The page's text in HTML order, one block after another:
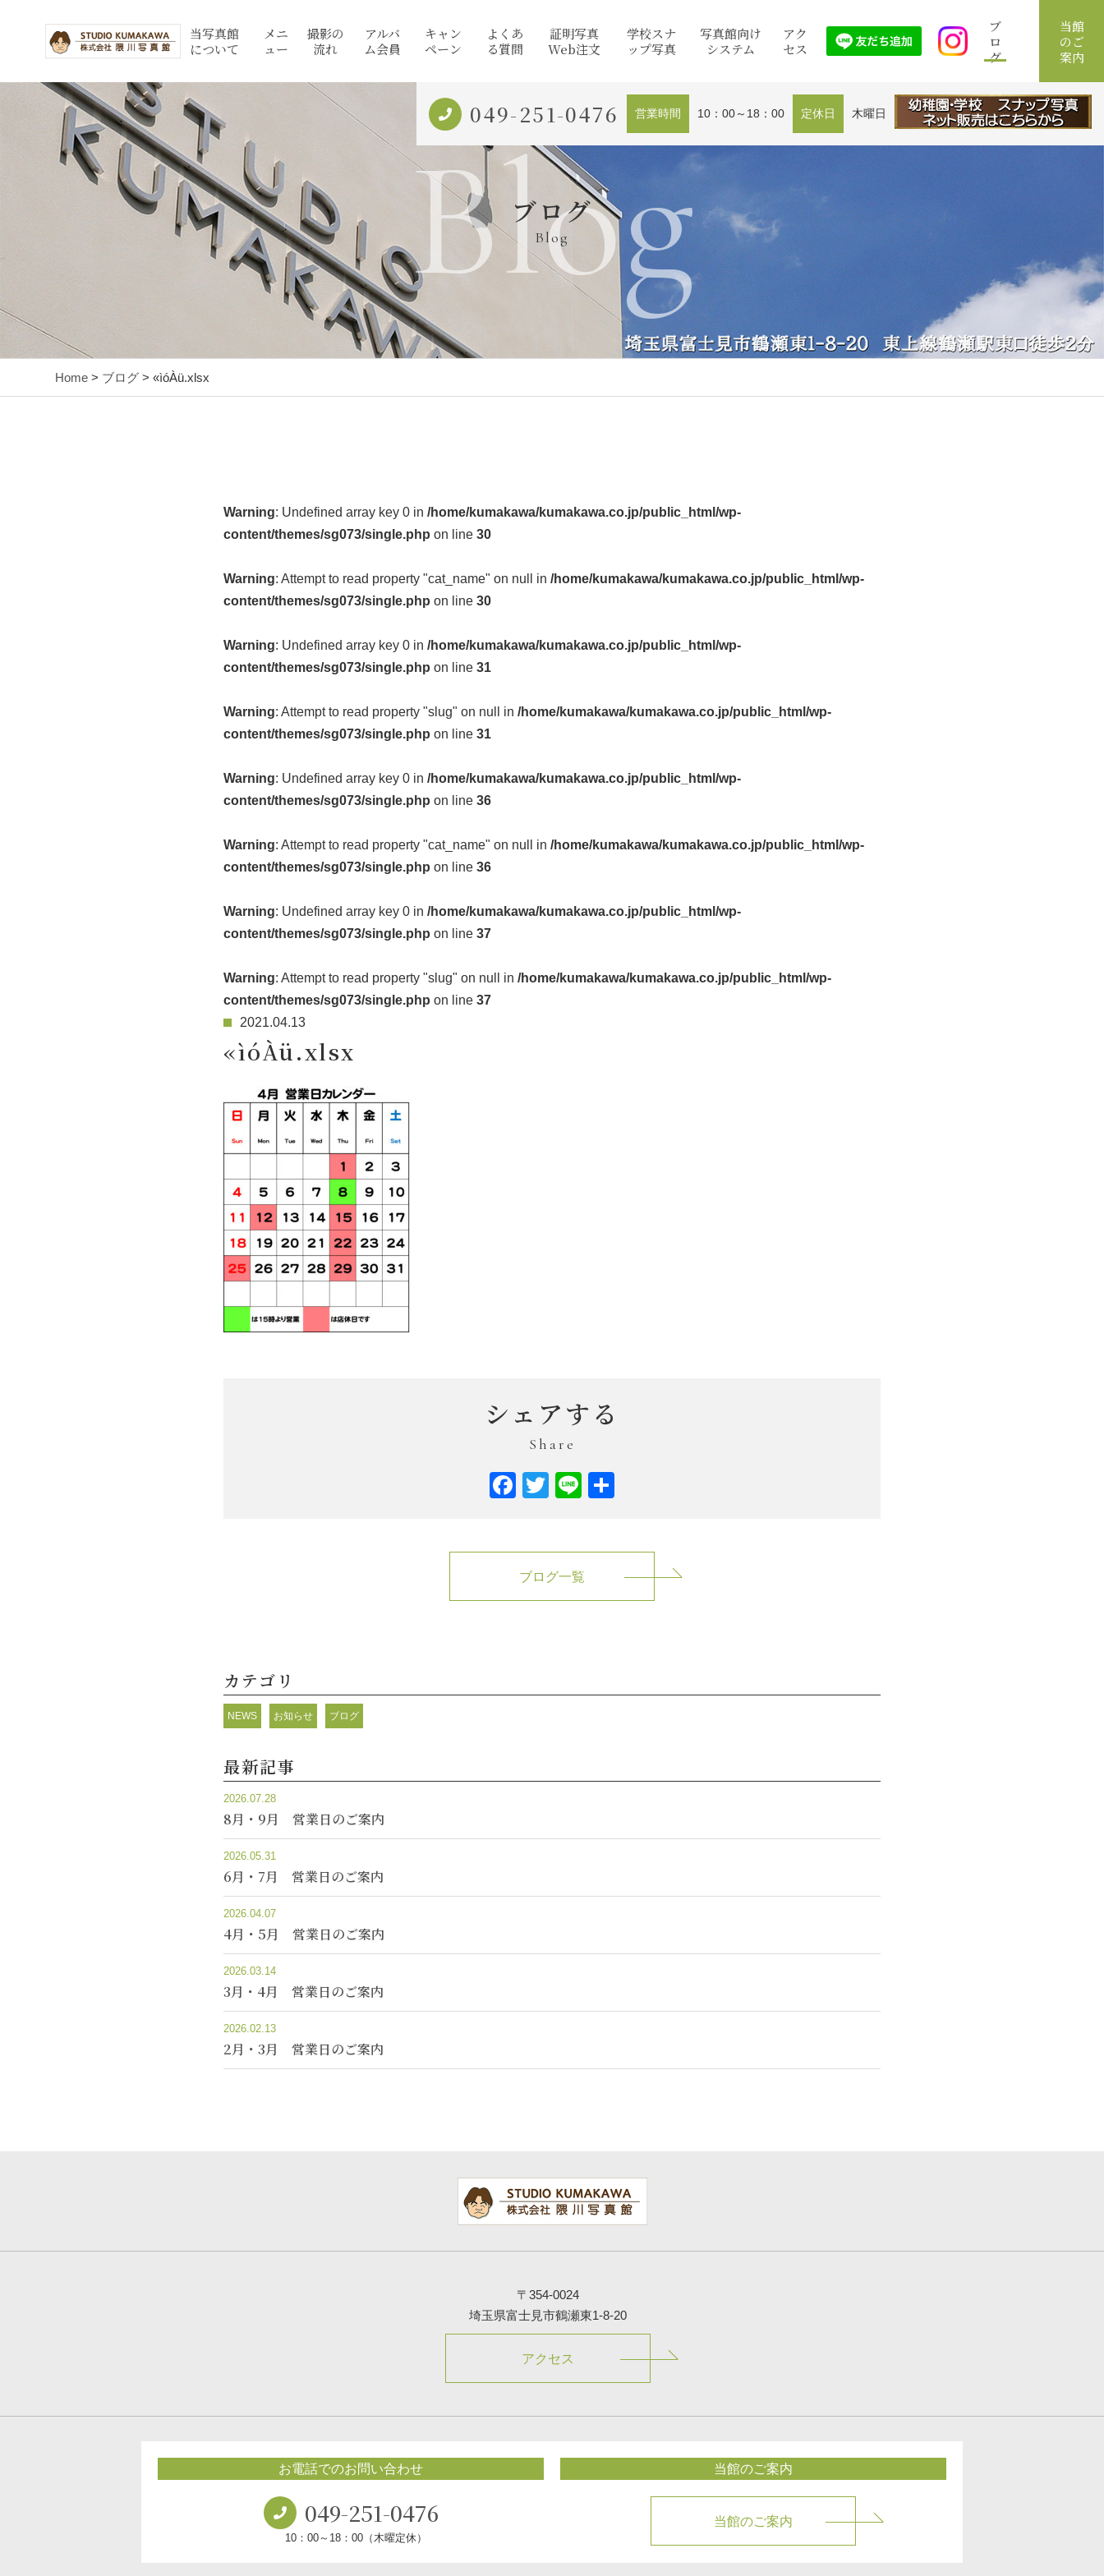
当写真館
について
メニ
ュー
撮影の
流れ
アルバ
ム会員
キャン
ペーン
よくあ
る質問
証明写真
Web注文
学校スナ
ップ写真
写真館向け
システム
アク
セス
ブ
ロ
グ
当館
のご
案内
ブログ
Blog
Blog
049-251-0476 営業時間 10：00～18：00 定休日 木曜日
Home > ブログ > «ìóÀü.xlsx
Warning: Undefined array key 0 in /home/kumakawa/kumakawa.co.jp/public_html/wp-
content/themes/sg073/single.php on line 30
Warning: Attempt to read property "cat_name" on null in /home/kumakawa/kumakawa.co.jp/public_html/wp-
content/themes/sg073/single.php on line 30
Warning: Undefined array key 0 in /home/kumakawa/kumakawa.co.jp/public_html/wp-
content/themes/sg073/single.php on line 31
Warning: Attempt to read property "slug" on null in /home/kumakawa/kumakawa.co.jp/public_html/wp-
content/themes/sg073/single.php on line 31
Warning: Undefined array key 0 in /home/kumakawa/kumakawa.co.jp/public_html/wp-
content/themes/sg073/single.php on line 36
Warning: Attempt to read property "cat_name" on null in /home/kumakawa/kumakawa.co.jp/public_html/wp-
content/themes/sg073/single.php on line 36
Warning: Undefined array key 0 in /home/kumakawa/kumakawa.co.jp/public_html/wp-
content/themes/sg073/single.php on line 37
Warning: Attempt to read property "slug" on null in /home/kumakawa/kumakawa.co.jp/public_html/wp-
content/themes/sg073/single.php on line 37
2021.04.13
«ìóÀü.xlsx
シェアする
Share
Facebook
Twitter
Line
ブログ一覧
カテゴリ
NEWS お知らせ ブログ
最新記事
2026.07.28
8月・9月 営業日のご案内
2026.05.31
6月・7月 営業日のご案内
2026.04.07
4月・5月 営業日のご案内
2026.03.14
3月・4月 営業日のご案内
2026.02.13
2月・3月 営業日のご案内
〒354-0024
埼玉県富士見市鶴瀬東1-8-20
アクセス
お電話でのお問い合わせ
049-251-0476
10：00～18：00（木曜定休）
当館のご案内
当館のご案内